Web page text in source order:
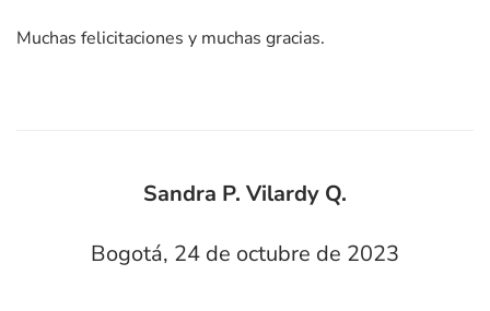
Muchas felicitaciones y muchas gracias.
Sandra P. Vilardy Q.
Bogotá, 24 de octubre de 2023